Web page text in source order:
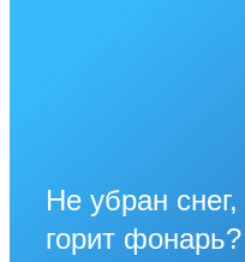
Не убран
горит фонарь?